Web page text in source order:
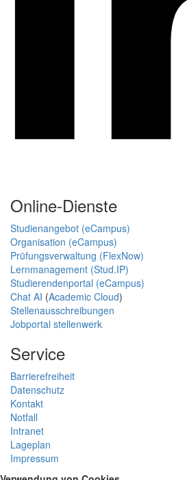
Online-Dienste
Studienangebot (eCampus)
Organisation (eCampus)
Prüfungsverwaltung (FlexNow)
Lernmanagement (Stud.IP)
Studierendenportal (eCampus)
Chat AI (Academic Cloud)
Stellenausschreibungen
Jobportal stellenwerk
Service
Barrierefreiheit
Datenschutz
Kontakt
Notfall
Intranet
Lageplan
Impressum